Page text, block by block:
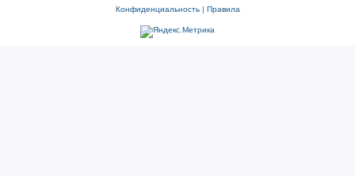
Конфиденциальность| Правила